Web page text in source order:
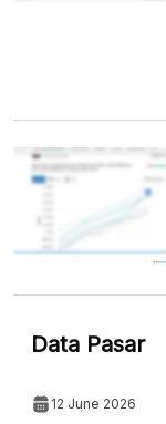
Data Pasar
12 June 2026